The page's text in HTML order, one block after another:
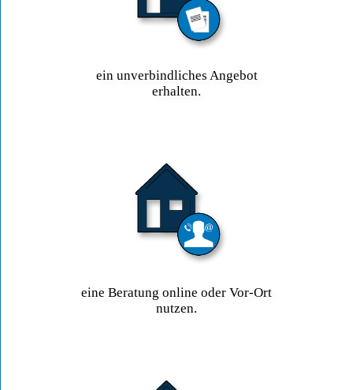
ein unverbindliches Angebot
erhalten.
eine Beratung online oder Vor-Ort
nutzen.